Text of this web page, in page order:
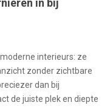
in bij
interieurs: ze
zonder zichtbare
dan bij
de juiste plek en diepte